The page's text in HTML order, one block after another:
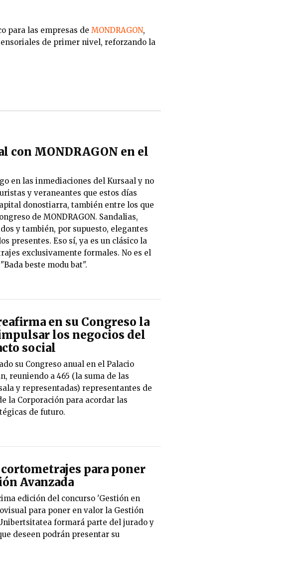
para las empresas de MONDRAGON,
de primer nivel, reforzando la
con MONDRAGON en el
en las inmediaciones del Kursaal y no
y veraneantes que estos días
donostiarra, también entre los que
de MONDRAGON. Sandalias,
y también, por supuesto, elegantes
presentes. Eso sí, ya es un clásico la
exclusivamente formales. No es el
beste modu bat".
en su Congreso la
los negocios del
social
su Congreso anual en el Palacio
reuniendo a 465 (la suma de las
y representadas) representantes de
la Corporación para acordar las
de futuro.
para poner
Avanzada
edición del concurso 'Gestión en
para poner en valor la Gestión
formará parte del jurado y
deseen podrán presentar su